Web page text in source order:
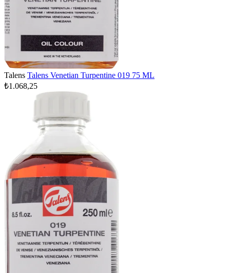
Talens Talens Venetian Turpentine 019 75 ML
₺1.068,25